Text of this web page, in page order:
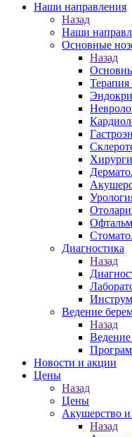
Наши направления
Назад
Наши
Основные
Назад
Терапия
Диагностика
Назад
Ведение
Назад
Новости и акции
Цены
Назад
Цены
Акушерство и
Назад